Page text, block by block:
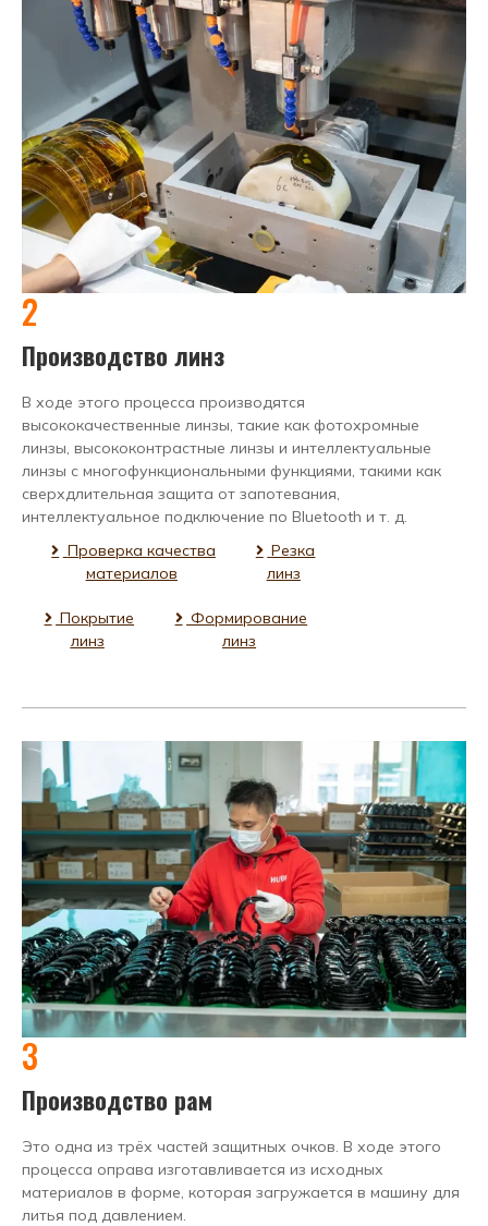
2
Производство линз
В ходе этого процесса производятся
высококачественные линзы, такие как фотохромные
линзы, высококонтрастные линзы и интеллектуальные
линзы с многофункциональными функциями, такими как
сверхдлительная защита от запотевания,
интеллектуальное подключение по Bluetooth и т. д.
Проверка качества
материалов
Резка
линз
Покрытие
линз
Формирование
линз
3
Производство рам
Это одна из трёх частей защитных очков. В ходе этого
процесса оправа изготавливается из исходных
материалов в форме, которая загружается в машину для
литья под давлением.